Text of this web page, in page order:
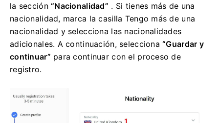
la sección“Nacionalidad” . Si tienes más de una
nacionalidad, marca la casilla Tengo más de una
nacionalidad y selecciona las nacionalidades
adicionales. A continuación, selecciona“Guardar y
continuar” para continuar con el proceso de
registro.